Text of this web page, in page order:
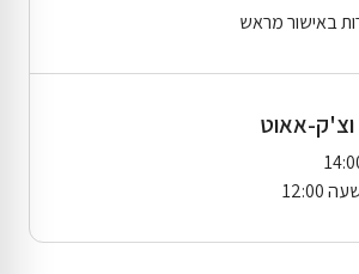
באישור מראש
וצ'ק-אאוט